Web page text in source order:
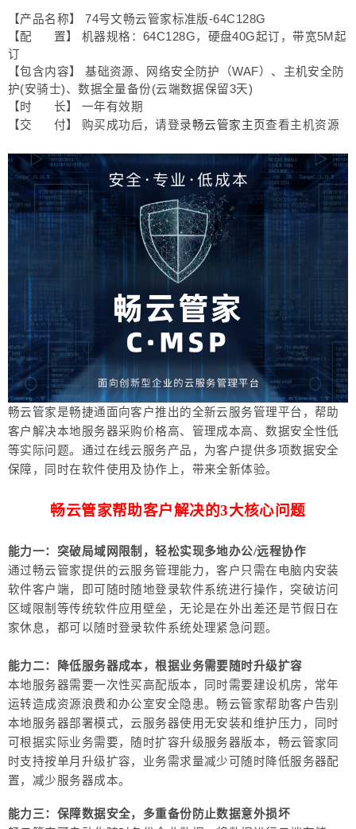
【产品名称】 74号文畅云管家标准版-64C128G
【配 置】 机器规格：64C128G， 硬盘40G起订，带宽5M起
订
【包含内容】 基础资源、网络安全防护（WAF）、主机安全防
护(安骑士)、数据全量备份(云端数据保留3天)
【时 长】 一年有效期
【交 付】 购买成功后，请登录畅云管家主页查看主机资源
畅云管家是畅捷通面向客户推出的全新云服务管理平台，帮助
客户解决本地服务器采购价格高、管理成本高、数据安全性低
等实际问题。通过在线云服务产品，为客户提供多项数据安全
保障，同时在软件使用及协作上，带来全新体验。
畅云管家帮助客户解决的3大核心问题
能力一：突破局域网限制，轻松实现多地办公/远程协作
通过畅云管家提供的云服务管理能力，客户只需在电脑内安装
软件客户端，即可随时随地登录软件系统进行操作，突破访问
区域限制等传统软件应用壁垒，无论是在外出差还是节假日在
家休息，都可以随时登录软件系统处理紧急问题。
能力二：降低服务器成本，根据业务需要随时升级扩容
本地服务器需要一次性买高配版本，同时需要建设机房，常年
运转造成资源浪费和办公室安全隐患。畅云管家帮助客户告别
本地服务器部署模式，云服务器使用无安装和维护压力，同时
可根据实际业务需要，随时扩容升级服务器版本，畅云管家同
时支持按单月升级扩容，业务需求量减少可随时降低服务器配
置，减少服务器成本。
能力三：保障数据安全，多重备份防止数据意外损坏